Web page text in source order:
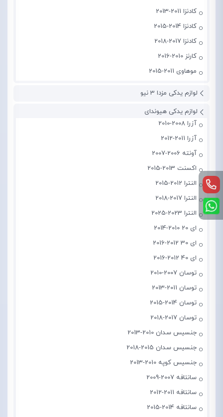
کادنزا 2011-2013
کادنزا 2014-2015
کادنزا 2017-2018
کارنز 2010-2016
موهاوی 2011-2015
لوازم یدکی مزدا 3 نیو
لوازم یدکی هیوندای
آزرا 2008-2010
آزرا 2011-2012
آونته 2006-2007
اکسنت 2013-2015
النترا 2012-2015
النترا 2017-2018
النترا 2023-2025
ای 20 2010-2014
ای 30 2012-2016
ای 40 2012-2016
توسان 2007-2010
توسان 2011-2013
توسان 2014-2015
توسان 2017-2018
جنسیس سدان 2010-2013
جنسیس سدان 2015-2018
جنسیس کوپه 2010-2013
سانتافه 2007-2009
سانتافه 2011-2012
سانتافه 2014-2015